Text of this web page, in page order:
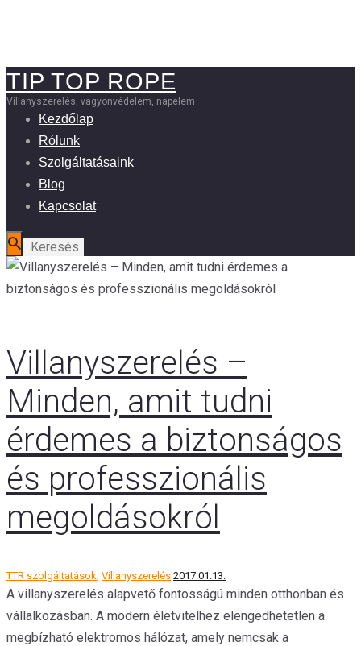
TIP TOP ROPE
Villanyszerelés, vagyonvédelem, napelem
Kezdőlap
Rólunk
Szolgáltatásaink
Blog
Kapcsolat
Villanyszerelés –
Minden, amit tudni
érdemes a biztonságos
és professzionális
megoldásokról
TTR szolgáltatások Villanyszerelés 2017.01.13.
A villanyszerelés alapvető fontosságú minden otthonban és
vállalkozásban. A modern életvitelhez elengedhetetlen a
megbízható elektromos hálózat, amely nemcsak a